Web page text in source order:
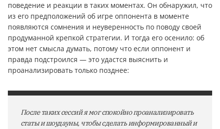
поведение и реакции в таких моментах. Он обнаружил, что
из его предположений об игре оппонента в моменте
появляются сомнения и неуверенность по поводу своей
продуманной крепкой стратегии. И тогда его осенило: об
этом нет смысла думать, потому что если оппонент и
правда подстроился — это удастся выяснить и
проанализировать только позднее:
После таких сессий я мог спокойно проанализировать
статы и шоудауны, чтобы сделать информированный и